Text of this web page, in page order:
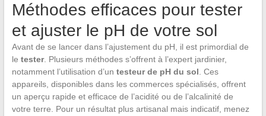
Méthodes efficaces pour tester
et ajuster le pH de votre sol
Avant de se lancer dans l’ajustement du pH, il est primordial de
le tester. Plusieurs méthodes s’offrent à l’expert jardinier,
notamment l’utilisation d’un testeur de pH du sol . Ces
appareils, disponibles dans les commerces spécialisés, offrent
un aperçu rapide et efficace de l’acidité ou de l’alcalinité de
votre terre. Pour un résultat plus artisanal mais indicatif, menez